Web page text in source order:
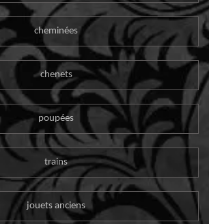
cheminées
chenets
poupées
trains
jouets anciens